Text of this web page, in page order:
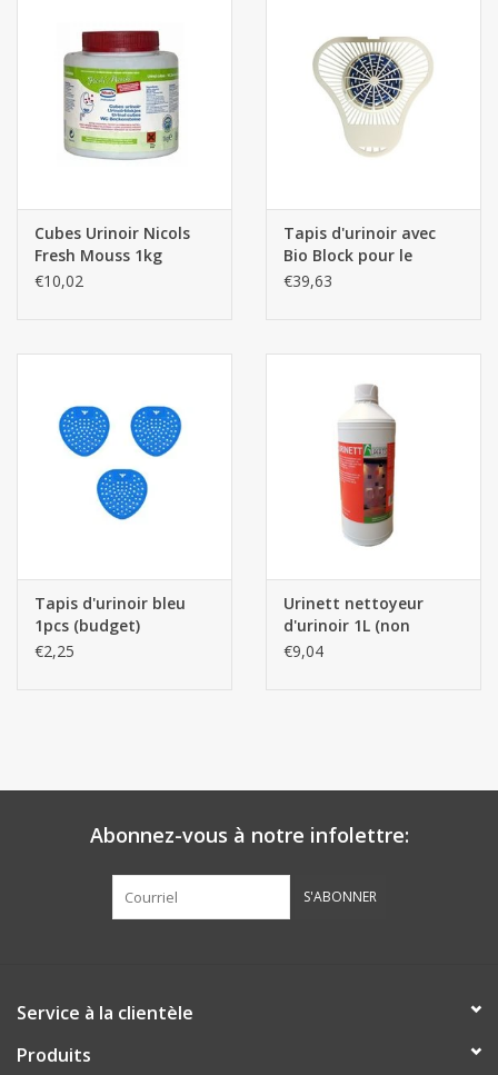
Cubes Urinoir Nicols
Fresh Mouss 1kg
€10,02
Tapis d'urinoir avec
Bio Block pour le
nettoyage 12pcs
€39,63
Tapis d'urinoir bleu
1pcs (budget)
€2,25
Urinett nettoyeur
d'urinoir 1L (non
destiné à un usage
€9,04
Abonnez-vous à notre infolettre:
S'ABONNER
Service à la clientèle
Produits